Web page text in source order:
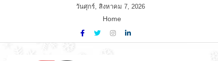
วันศุกร์, สิงหาคม 7, 2026
Home